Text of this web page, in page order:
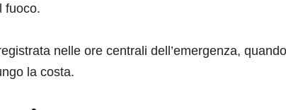
fuoco.
nelle ore centrali dell’emergenza,
la costa.